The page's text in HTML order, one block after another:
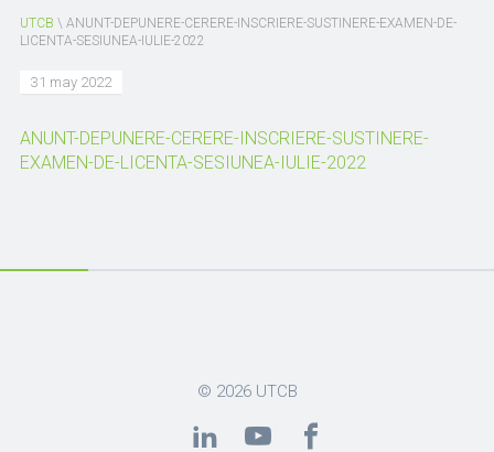
UTCB \ ANUNT-DEPUNERE-CERERE-INSCRIERE-SUSTINERE-EXAMEN-DE-
LICENTA-SESIUNEA-IULIE-2022
31 may 2022
ANUNT-DEPUNERE-CERERE-INSCRIERE-SUSTINERE-
EXAMEN-DE-LICENTA-SESIUNEA-IULIE-2022
© 2026 UTCB